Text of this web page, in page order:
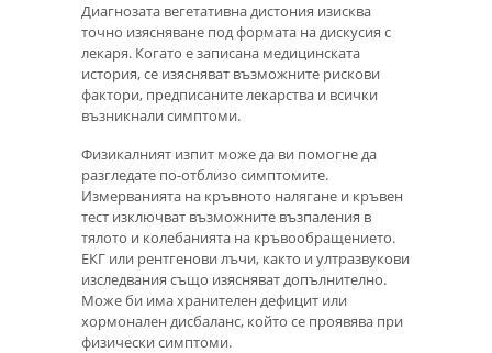
Диагнозата вегетативна дистония изисква
точно изясняване под формата на дискусия с
лекаря. Когато е записана медицинската
история, се изясняват възможните рискови
фактори, предписаните лекарства и всички
възникнали симптоми.
Физикалният изпит може да ви помогне да
разгледате по-отблизо симптомите.
Измерванията на кръвното налягане и кръвен
тест изключват възможните възпаления в
тялото и колебанията на кръвообращението.
ЕКГ или рентгенови лъчи, както и ултразвукови
изследвания също изясняват допълнително.
Може би има хранителен дефицит или
хормонален дисбаланс, който се проявява при
физически симптоми.